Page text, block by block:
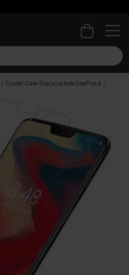
Crystal Clear Displayschutz OnePlus 6